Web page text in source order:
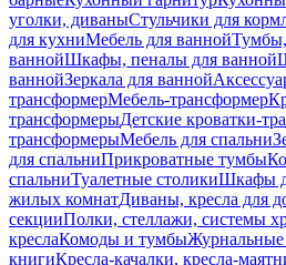
уголки, диваныСтульчики для
для кухниМебель для ванной
ваннойШкафы, пеналы для ванной
ваннойЗеркала для ванной
трансформерМебель-трансформер
трансформерыДетские кроватки-
трансформерыМебель для спальни
для спальниПрикроватные тумбы
спальниТуалетные столикиШкафы
жилых комнатДиваны, кресла для
секцииПолки, стеллажи, системы
креслаКомоды и тумбыЖурнальные
книгиКресла-качалки, кресла-